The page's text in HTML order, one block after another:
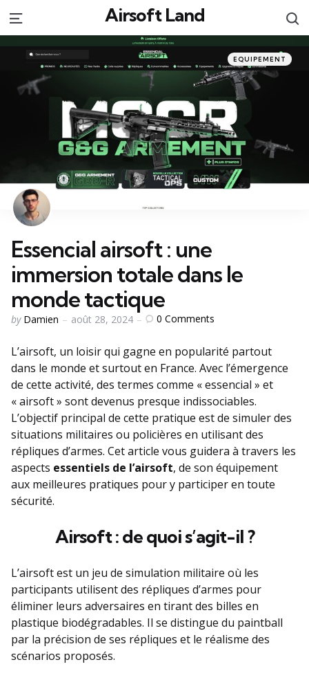
Menu Airsoft Land
Categories
Posted
in
EQUIPEMENT
Essencial airsoft : une
immersion totale dans le
monde tactique
Posted
by Damien août 28, 2024 0 Comments
L’airsoft, un loisir qui gagne en popularité partout
dans le monde et surtout en France. Avec l’émergence
de cette activité, des termes comme « essencial » et
« airsoft » sont devenus presque indissociables.
L’objectif principal de cette pratique est de simuler des
situations militaires ou policières en utilisant des
répliques d’armes. Cet article vous guidera à travers les
aspects essentiels de l’airsoft, de son équipement
aux meilleures pratiques pour y participer en toute
sécurité.
Airsoft : de quoi s’agit-il ?
L’airsoft est un jeu de simulation militaire où les
participants utilisent des répliques d’armes pour
éliminer leurs adversaires en tirant des billes en
plastique biodégradables. Il se distingue du paintball
par la précision de ses répliques et le réalisme des
scénarios proposés.